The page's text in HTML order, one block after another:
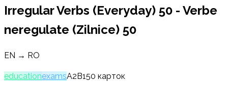
Irregular Verbs (Everyday) 50 - Verbe
neregulate (Zilnice) 50
EN → RO
educationexamsA2 B150 карток